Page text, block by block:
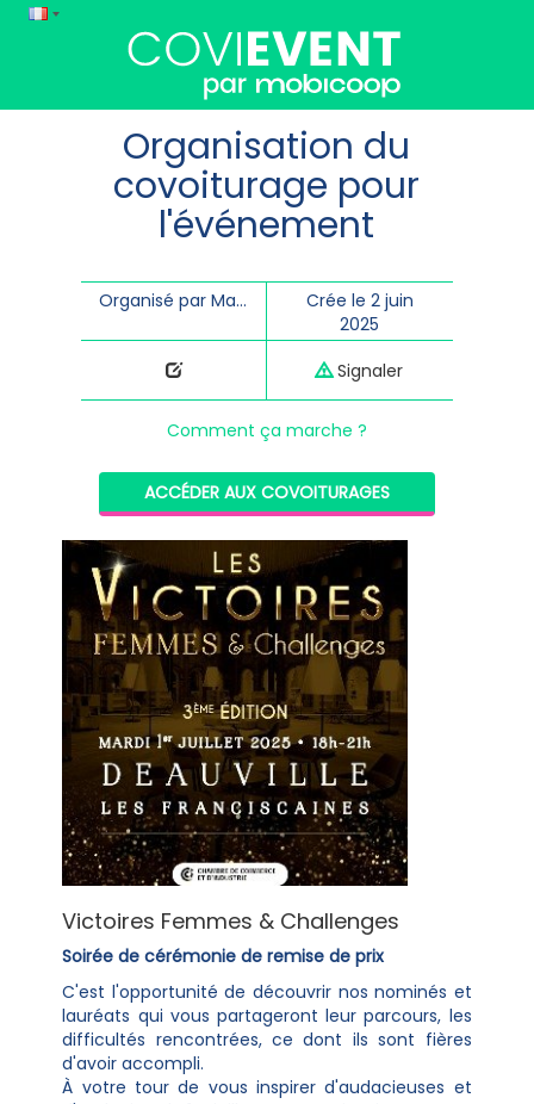
Organisation du
covoiturage pour
l'événement
Organisé par Marie TABELLION
Crée le 2 juin
2025
Signaler
Comment ça marche ?
ACCÉDER AUX COVOITURAGES
Victoires Femmes & Challenges
Soirée de cérémonie de remise de prix
C'est l'opportunité de découvrir nos nominés et
lauréats qui vous partageront leur parcours, les
difficultés rencontrées, ce dont ils sont fières
d'avoir accompli.
À votre tour de vous inspirer d'audacieuses et